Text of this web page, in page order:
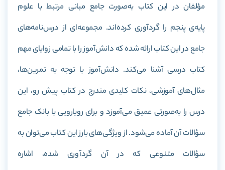
مؤلفان در این کتاب به‌صورت جامع مبانی مرتبط با علوم
پایه‌ی پنجم را گردآوری کرده‌اند. مجموعه‌ای از درس‌نامه‌های
جامع در این کتاب ارائه شده که دانش‌آموز را با تمامی زوایای مهم
کتاب درسی آشنا می‌کند. دانش‌آموز با توجه به تمرین‌ها،
مثال‌های آموزشی، نکات کلیدی مندرج در کتاب پیش رو، این
درس را به‌صورتی عمیق می‌آموزد و برای رویارویی با بانک جامع
سؤالات آن آماده می‌شود. از ویژگی‌های بارز این کتاب می‌توان به
سؤالات متنوعی که در آن گردآوری شده، اشاره